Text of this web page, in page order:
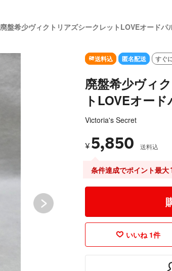
廃盤希少ヴィクトリアズシークレットLOVEオードパ
送料込 匿名配送 すぐ
廃盤希少ヴィ
トLOVEオー
Victoria's Secret
¥ 5,850 送料込
条件達成でポイント最大
いいね 1件